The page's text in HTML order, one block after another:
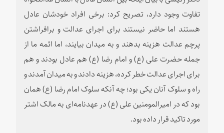
تفاوت وجود دارد، تصریح کرد: برخی افراد خودشان عادل
هستند اما حاضر نیستند برای اجرای عدالت و برافراشتن
پرچم عدالت هزینه بدهند و به میدان بیایند، اما ائمه ما از
جمله حضرت علی (ع) و امام رضا (ع) هم عادل بودند و هم
برای اجرای عدالت خطر کرده، هزینه دادند و به میدان آمدند و
راه و سلوک آنان یکی بود؛ چه آنکه سلوک امام رضا (ع) همان
بود که در امیرالمومنین علی (ع) در عهدنامه‌ای به مالک اشتر
مورد تاکید قرار داده بود.